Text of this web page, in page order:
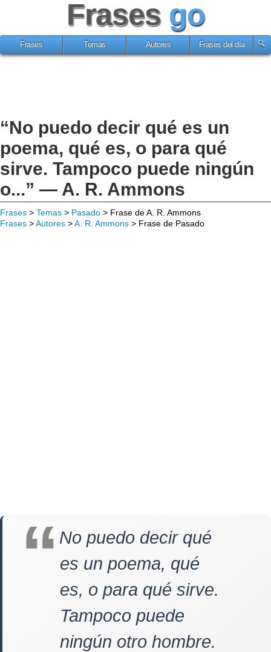
Frases go
Frases Temas Autores Frases del día
“No puedo decir qué es un
poema, qué es, o para qué
sirve. Tampoco puede ningún
o...” — A. R. Ammons
Frases > Temas > Pasado > Frase de A. R. Ammons
Frases >Autores >A. R. Ammons > Frase de Pasado
No puedo decir qué
es un poema, qué
es, o para qué sirve.
Tampoco puede
ningún otro hombre.